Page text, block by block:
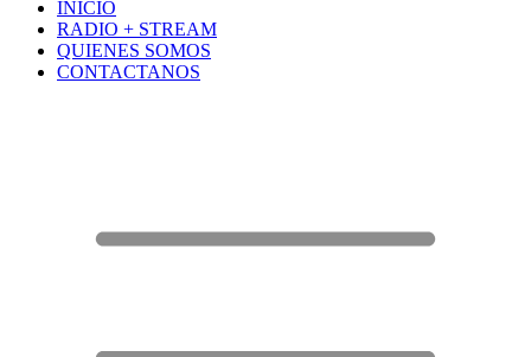
INICIO
RADIO + STREAM
QUIENES SOMOS
CONTACTANOS